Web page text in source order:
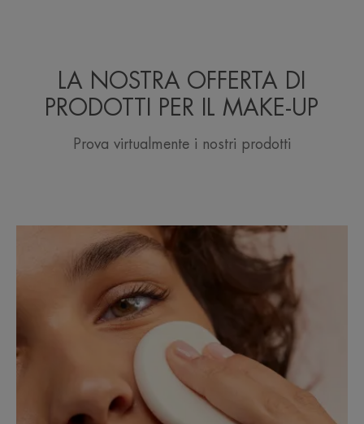
LA NOSTRA OFFERTA DI
PRODOTTI PER IL MAKE-UP
Prova virtualmente i nostri prodotti